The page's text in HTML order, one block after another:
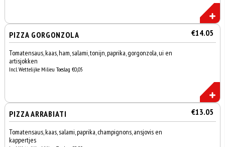
PIZZA GORGONZOLA €14.05
Tomatensaus, kaas, ham, salami, tonijn, paprika, gorgonzola, ui en
artisjokken
Incl. Wettelijke Milieu Toeslag €0,05
PIZZA ARRABIATI €13.05
Tomatensaus, kaas, salami, paprika, champignons, ansjovis en
kappertjes